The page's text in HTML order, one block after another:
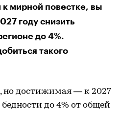
мирной повестке, вы
году снизить
до 4%.
такого
но достижимая — к 2027
бедности до 4% от общей